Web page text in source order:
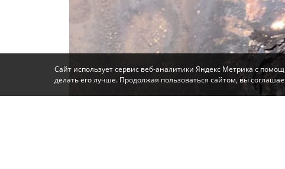
Сайт использует сервис веб-аналитики Яндекс Метрика с
делать его лучше. Продолжая пользоваться сайтом, вы